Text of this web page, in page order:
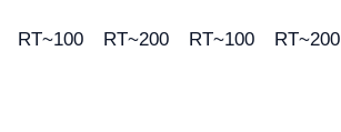
RT~100 RT~200 RT~100 RT~200